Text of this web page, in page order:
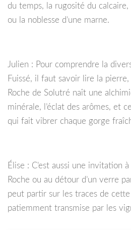
du temps, la rugosité du calcaire,
ou la noblesse d’une marne.
Julien : Pour comprendre la
Fuissé, il faut savoir lire la
Roche de Solutré naît une
minérale, l’éclat des arômes, et
qui fait vibrer chaque gorge
Élise : C’est aussi une invitation
Roche ou au détour d’un verre
peut partir sur les traces de
patiemment transmise par les